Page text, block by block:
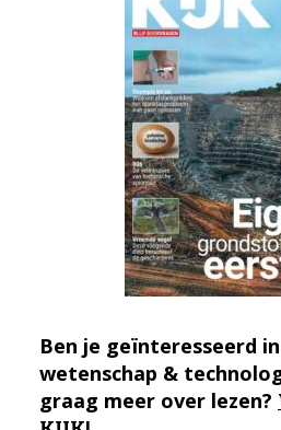
Ben je geïnteresseerd
wetenschap &
graag meer over lezen?